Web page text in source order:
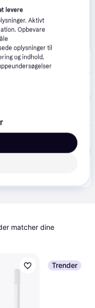
69 kr.
er betalende
matcher dine
Trender
levere
Aktivt
Opbevare
oplysninger til
og indhold,